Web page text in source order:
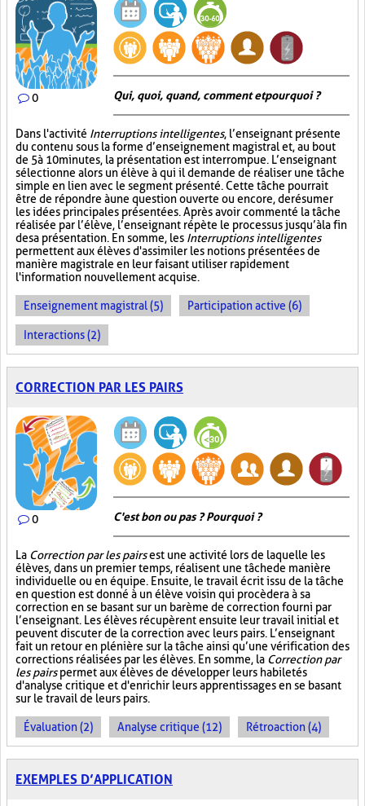
0 Qui, quoi, quand, comment et pourquoi ?
Dans l'activité Interruptions intelligentes, l’enseignant présente
du contenu sous la forme d’enseignement magistral et, au bout
de 5 à 10 minutes, la présentation est interrompue. L’enseignant
sélectionne alors un élève à qui il demande de réaliser une tâche
simple en lien avec le segment présenté. Cette tâche pourrait
être de répondre à une question ouverte ou encore, de résumer
les idées principales présentées. Après avoir commenté la tâche
réalisée par l’élève, l’enseignant répète le processus jusqu’à la fin
de sa présentation. En somme, les Interruptions intelligentes
permettent aux élèves d'assimiler les notions présentées de
manière magistrale en leur faisant utiliser rapidement
l'information nouvellement acquise.
Enseignement magistral (5) Participation active (6)
Interactions (2)
CORRECTION PAR LES PAIRS
0 C'est bon ou pas ? Pourquoi ?
La Correction par les pairsest une activité lors de laquelle les
élèves, dans un premier temps, réalisent une tâche de manière
individuelle ou en équipe. Ensuite, le travail écrit issu de la tâche
en question est donné à un élève voisin qui procèdera à sa
correction en se basant sur un barème de correction fourni par
l’enseignant. Les élèves récupèrent ensuite leur travail initial et
peuvent discuter de la correction avec leurs pairs. L’enseignant
fait un retour en plénière sur la tâche ainsi qu’une vérification des
corrections réalisées par les élèves. En somme, la Correction par
les pairspermet aux élèves de développer leurs habiletés
d'analyse critique et d'enrichir leurs apprentissages en se basant
sur le travail de leurs pairs.
Évaluation (2) Analyse critique (12) Rétroaction (4)
EXEMPLES D’APPLICATION